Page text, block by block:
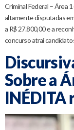
Criminal Federal – Área
altamente disputadas
a R$ 27.800,00 e a
concurso atrai
Sobre a
INÉDITA